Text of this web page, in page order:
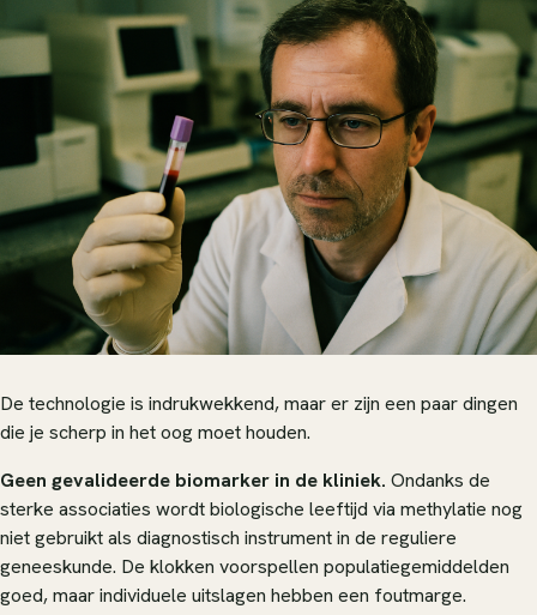
De technologie is indrukwekkend, maar er zijn een paar dingen
die je scherp in het oog moet houden.
Geen gevalideerde biomarker in de kliniek. Ondanks de
sterke associaties wordt biologische leeftijd via methylatie nog
niet gebruikt als diagnostisch instrument in de reguliere
geneeskunde. De klokken voorspellen populatiegemiddelden
goed, maar individuele uitslagen hebben een foutmarge.